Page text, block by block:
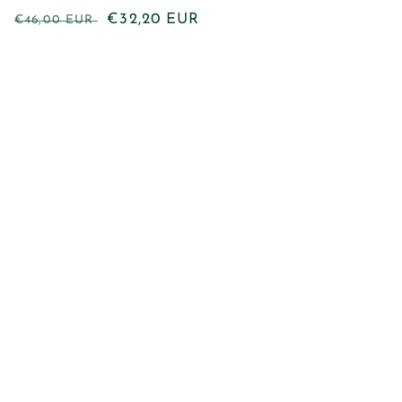
Precio
€46,00 EUR
Precio
€32,20 EUR